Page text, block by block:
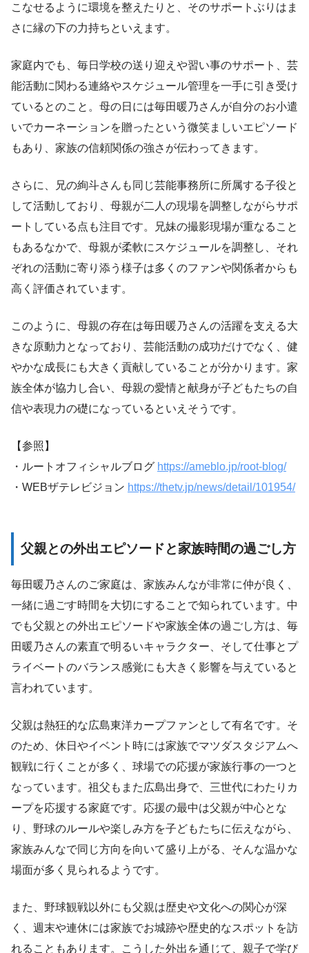
こなせるように環境を整えたりと、そのサポートぶりはま
さに縁の下の力持ちといえます。
家庭内でも、毎日学校の送り迎えや習い事のサポート、芸
能活動に関わる連絡やスケジュール管理を一手に引き受け
ているとのこと。母の日には毎田暖乃さんが自分のお小遣
いでカーネーションを贈ったという微笑ましいエピソード
もあり、家族の信頼関係の強さが伝わってきます。
さらに、兄の絢斗さんも同じ芸能事務所に所属する子役と
して活動しており、母親が二人の現場を調整しながらサポ
ートしている点も注目です。兄妹の撮影現場が重なること
もあるなかで、母親が柔軟にスケジュールを調整し、それ
ぞれの活動に寄り添う様子は多くのファンや関係者からも
高く評価されています。
このように、母親の存在は毎田暖乃さんの活躍を支える大
きな原動力となっており、芸能活動の成功だけでなく、健
やかな成長にも大きく貢献していることが分かります。家
族全体が協力し合い、母親の愛情と献身が子どもたちの自
信や表現力の礎になっているといえそうです。
【参照】
・ルートオフィシャルブログ https://ameblo.jp/root-blog/
・WEBザテレビジョン https://thetv.jp/news/detail/101954/
父親との外出エピソードと家族時間の過ごし方
毎田暖乃さんのご家庭は、家族みんなが非常に仲が良く、
一緒に過ごす時間を大切にすることで知られています。中
でも父親との外出エピソードや家族全体の過ごし方は、毎
田暖乃さんの素直で明るいキャラクター、そして仕事とプ
ライベートのバランス感覚にも大きく影響を与えていると
言われています。
父親は熱狂的な広島東洋カープファンとして有名です。そ
のため、休日やイベント時には家族でマツダスタジアムへ
観戦に行くことが多く、球場での応援が家族行事の一つと
なっています。祖父もまた広島出身で、三世代にわたりカ
ープを応援する家庭です。応援の最中は父親が中心とな
り、野球のルールや楽しみ方を子どもたちに伝えながら、
家族みんなで同じ方向を向いて盛り上がる、そんな温かな
場面が多く見られるようです。
また、野球観戦以外にも父親は歴史や文化への関心が深
く、週末や連休には家族でお城跡や歴史的なスポットを訪
れることもあります。こうした外出を通じて、親子で学び